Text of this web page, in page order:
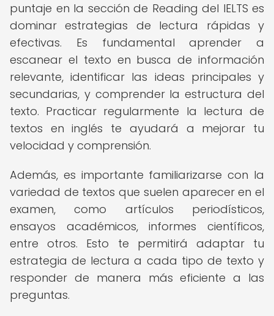
puntaje en la sección de Reading del IELTS es
dominar estrategias de lectura rápidas y
efectivas. Es fundamental aprender a
escanear el texto en busca de información
relevante, identificar las ideas principales y
secundarias, y comprender la estructura del
texto. Practicar regularmente la lectura de
textos en inglés te ayudará a mejorar tu
velocidad y comprensión.
Además, es importante familiarizarse con la
variedad de textos que suelen aparecer en el
examen, como artículos periodísticos,
ensayos académicos, informes científicos,
entre otros. Esto te permitirá adaptar tu
estrategia de lectura a cada tipo de texto y
responder de manera más eficiente a las
preguntas.